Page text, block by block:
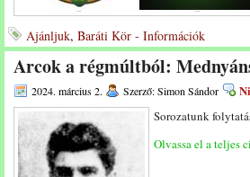
Ajánljuk, Baráti Kör - Információk
Arcok a régmúltból:
2024. március 2. Szerző: Simon Sándor
Sorozatunk
Olvassa el a teljes